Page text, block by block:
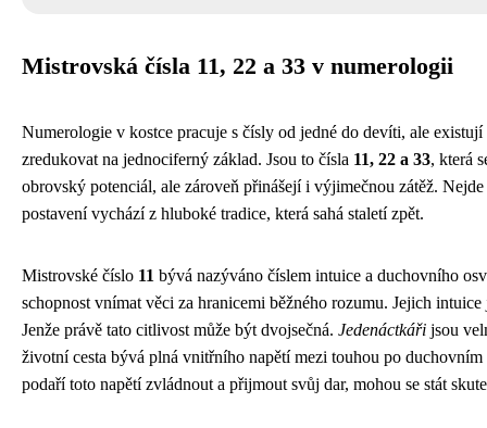
Mistrovská čísla 11, 22 a 33 v numerologii
Numerologie v kostce pracuje s čísly od jedné do devíti, ale
zredukovat na jednociferný základ. Jsou to čísla 11, 22 a 33, která
obrovský potenciál, ale zároveň přinášejí i výjimečnou zátěž.
postavení vychází z hluboké tradice, která sahá staletí zpět.
Mistrovské číslo 11 bývá nazýváno číslem intuice a duchovního
schopnost vnímat věci za hranicemi běžného rozumu. Jejich
Jenže právě tato citlivost může být dvojsečná. Jedenáctkáři jsou
životní cesta bývá plná vnitřního napětí mezi touhou po
podaří toto napětí zvládnout a přijmout svůj dar, mohou se stát